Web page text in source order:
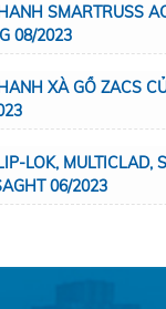
SMARTRUSS
08/2023
XÀ GỒ ZACS
LOK, MULTICLAD,
06/2023